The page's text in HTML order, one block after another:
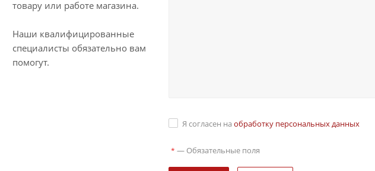
товару или работе магазина.
Наши квалифицированные
специалисты обязательно вам
помогут.
Я согласен на обработку персональных данных
* — Обязательные поля